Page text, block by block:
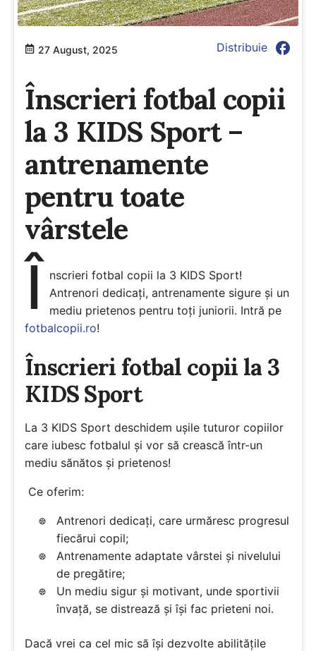
27 August, 2025 Distribuie facebook
Înscrieri fotbal copii
la 3 KIDS Sport –
antrenamente
pentru toate
vârstele
Î
nscrieri fotbal copii la 3 KIDS Sport!
Antrenori dedicați, antrenamente sigure și un
mediu prietenos pentru toți juniorii. Intră pe
fotbalcopii.ro!
Înscrieri fotbal copii la 3
KIDS Sport
La 3 KIDS Sport deschidem ușile tuturor copiilor
care iubesc fotbalul și vor să crească într-un
mediu sănătos și prietenos!
Ce oferim:
Antrenori dedicați, care urmăresc progresul
fiecărui copil;
Antrenamente adaptate vârstei și nivelului
de pregătire;
Un mediu sigur și motivant, unde sportivii
învață, se distrează și își fac prieteni noi.
Dacă vrei ca cel mic să își dezvolte abilitățile